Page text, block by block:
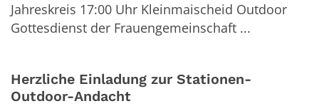
Jahreskreis 17:00 Uhr Kleinmaischeid Outdoor
Gottesdienst der Frauengemeinschaft ...
Herzliche Einladung zur Stationen-
Outdoor-Andacht